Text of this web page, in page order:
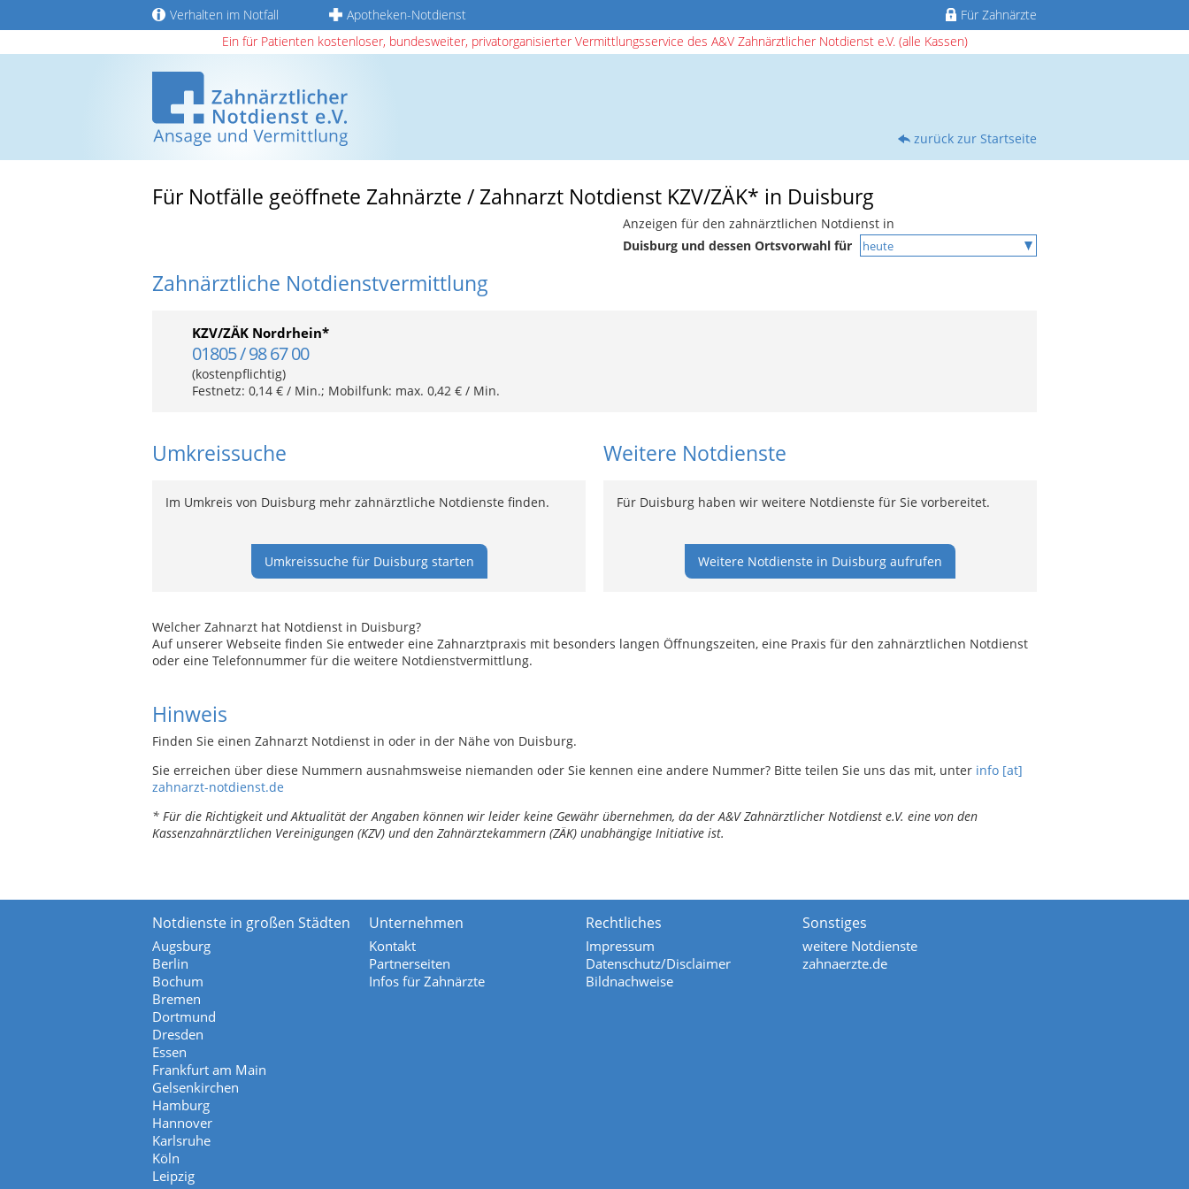
Verhalten im Notfall Apotheken-Notdienst
Für Zahnärzte
Ein für Patienten kostenloser, bundesweiter, privatorganisierter Vermittlungsservice des A&V Zahnärztlicher Notdienst e.V. (alle Kassen)
zurück zur Startseite
Für Notfälle geöffnete Zahnärzte / Zahnarzt Notdienst KZV/ZÄK* in Duisburg
Anzeigen für den zahnärztlichen Notdienst in
Duisburg und dessen Ortsvorwahl für
Zahnärztliche Notdienstvermittlung
KZV/ZÄK Nordrhein*
01805 / 98 67 00
(kostenpflichtig)
Festnetz: 0,14 € / Min.; Mobilfunk: max. 0,42 € / Min.
Umkreissuche
Im Umkreis von Duisburg mehr zahnärztliche Notdienste finden.
Umkreissuche für Duisburg starten
Weitere Notdienste
Für Duisburg haben wir weitere Notdienste für Sie vorbereitet.
Weitere Notdienste in Duisburg aufrufen
Welcher Zahnarzt hat Notdienst in Duisburg?
Auf unserer Webseite finden Sie entweder eine Zahnarztpraxis mit besonders langen Öffnungszeiten, eine Praxis für den zahnärztlichen Notdienst
oder eine Telefonnummer für die weitere Notdienstvermittlung.
Hinweis
Finden Sie einen Zahnarzt Notdienst in oder in der Nähe von Duisburg.
Sie erreichen über diese Nummern ausnahmsweise niemanden oder Sie kennen eine andere Nummer? Bitte teilen Sie uns das mit, unter info [at]
zahnarzt-notdienst.de
* Für die Richtigkeit und Aktualität der Angaben können wir leider keine Gewähr übernehmen, da der A&V Zahnärztlicher Notdienst e.V. eine von den
Kassenzahnärztlichen Vereinigungen (KZV) und den Zahnärztekammern (ZÄK) unabhängige Initiative ist.
Notdienste in großen Städten
Augsburg
Berlin
Bochum
Bremen
Dortmund
Dresden
Essen
Frankfurt am Main
Gelsenkirchen
Hamburg
Hannover
Karlsruhe
Köln
Leipzig
Unternehmen
Kontakt
Partnerseiten
Infos für Zahnärzte
Rechtliches
Impressum
Datenschutz/Disclaimer
Bildnachweise
Sonstiges
weitere Notdienste
zahnaerzte.de